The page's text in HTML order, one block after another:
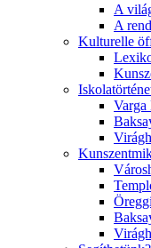
A
A
Kulturelle